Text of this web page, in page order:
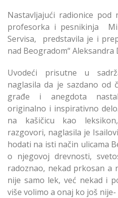
Nastavljajući radionice pod
profesorka i pesnikinja
Servisa, predstavila je i
nad Beogradom“ Aleksandra
Uvodeći prisutne u
naglasila da je sazdano od
građe i anegdota
originalno i inspirativno
na kašičicu kao
razgovori, naglasila je
hodati na isti način ulicama
o njegovoj drevnosti,
radoznao, nekad prkosan a
nije samo lek, već nekad i
više volimo a onaj ko još nije-